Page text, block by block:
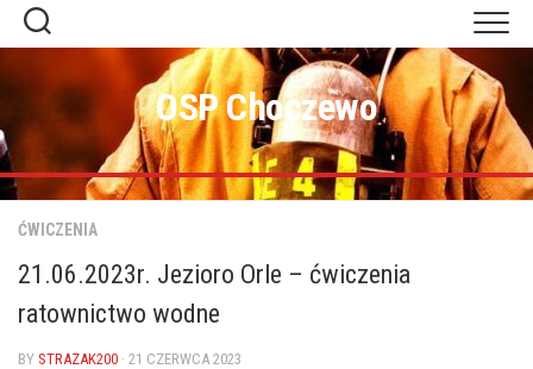
Skip
content
OSP Choczewo
ĆWICZENIA
21.06.2023r. Jezioro Orle – ćwiczenia
ratownictwo wodne
BY STRAZAK200 · 21 CZERWCA 2023